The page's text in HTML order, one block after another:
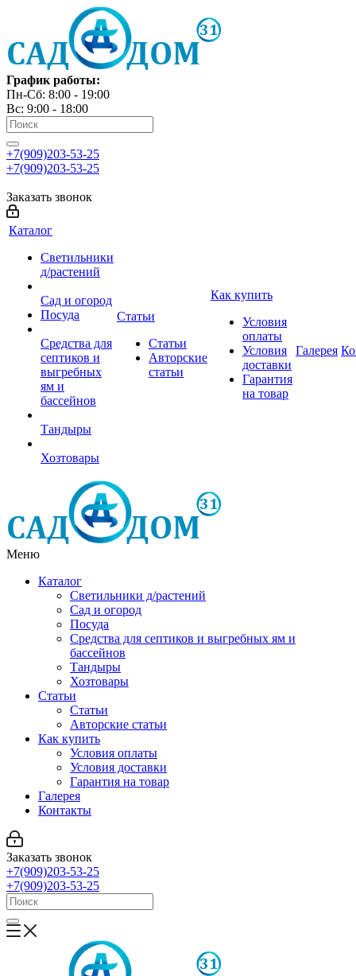
График работы:
Пн-Сб: 8:00 - 19:00
Вс: 9:00 - 18:00
+7(909)203-53-25
+7(909)203-53-25
Заказать звонок
Каталог
Светильники
д/растений
Сад и огород
Посуда
Средства для
септиков и
выгребных
ям и
бассейнов
Тандыры
Хозтовары
Статьи
Статьи
Авторские
статьи
Как купить
Условия
оплаты
Условия
доставки
Гарантия
на товар
Галерея
Меню
Каталог
Светильники д/растений
Сад и огород
Посуда
Средства для септиков и выгребных ям и
бассейнов
Тандыры
Хозтовары
Статьи
Статьи
Авторские статьи
Как купить
Условия оплаты
Условия доставки
Гарантия на товар
Галерея
Контакты
Заказать звонок
+7(909)203-53-25
+7(909)203-53-25